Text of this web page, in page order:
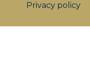
Privacy policy